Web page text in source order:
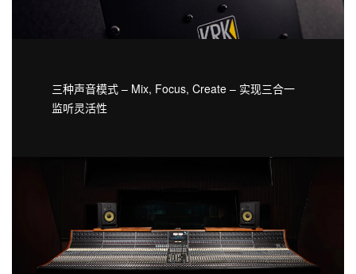
三种声音模式 – Mix, Focus, Create – 实现三合一
监听灵活性